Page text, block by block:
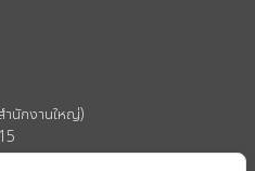
ำนักงานใหญ่)
มวัน กรุงเทพมหานคร 10330